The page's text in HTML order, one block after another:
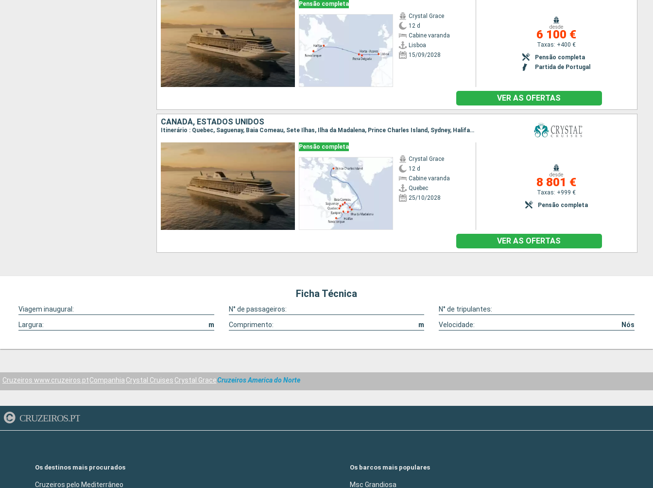
Pensão completa
Crystal Grace
12 d
Cabine varanda
Lisboa
15/09/2028
desde
6 100 €
Taxas: +400 €
Pensão completa
Partida de Portugal
VER AS OFERTAS
CANADÁ, ESTADOS UNIDOS
Itinerário : Quebec, Saguenay, Baia Comeau, Sete Ilhas, Ilha da Madalena, Prince Charles Island, Sydney, Halifax, Eastport, Nova Iorque
Pensão completa
Crystal Grace
12 d
Cabine varanda
Quebec
25/10/2028
desde
8 801 €
Taxas: +999 €
Pensão completa
VER AS OFERTAS
Ficha Técnica
Viagem inaugural: N° de passageiros:
N° de tripulantes:
Largura:
m Comprimento: m Velocidade: Nós
Cruzeiros www.cruzeiros.ptCompanhia Crystal Cruises Crystal GraceCruzeiros America do Norte
CRUZEIROS.PT
Os destinos mais procurados
Cruzeiros pelo Mediterrâneo
Os barcos mais populares
Msc Grandiosa